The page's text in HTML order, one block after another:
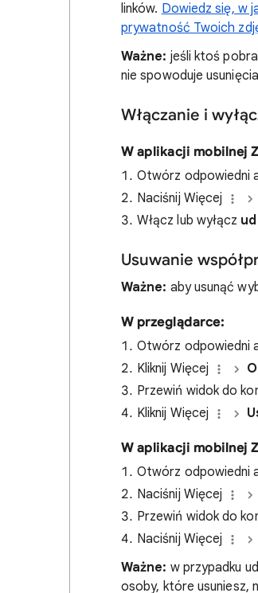
linków. Dowiedz się, w
prywatność Twoich
Ważne: jeśli ktoś
nie spowoduje
Włączanie i
W aplikacji mobilnej
Otwórz odpowiedni
Naciśnij Więcej
Włącz lub wyłącz
Usuwanie
Ważne: aby usunąć
W przeglądarce:
Otwórz odpowiedni
Kliknij Więcej
Przewiń widok do
Kliknij Więcej
W aplikacji mobilnej
Otwórz odpowiedni
Naciśnij Więcej
Przewiń widok do
Naciśnij Więcej
Ważne: w przypadku
osoby, które usuniesz,